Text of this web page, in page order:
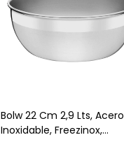
Bolw 22 Cm 2,9 Lts, Acero
Inoxidable, Freezinox,